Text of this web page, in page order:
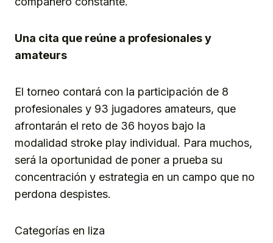
Una cita que reúne a profesionales y
amateurs
El torneo contará con la participación de 8
profesionales y 93 jugadores amateurs, que
afrontarán el reto de 36 hoyos bajo la
modalidad stroke play individual. Para muchos,
será la oportunidad de poner a prueba su
concentración y estrategia en un campo que no
perdona despistes.
Categorías en liza